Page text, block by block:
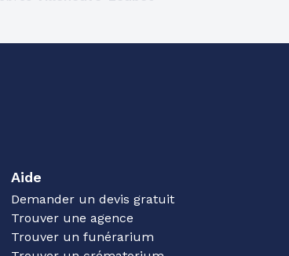
Aide
Demander un devis gratuit
Trouver une agence
Trouver un funérarium